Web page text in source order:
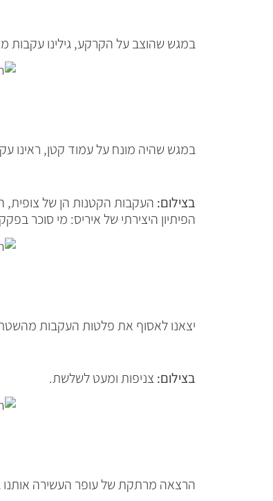
במגש שהוצב על הקרקע, גילינו עקבות
במגש שהיה מונח על עמוד קטן, ראינו
בצילום: העקבות הקטנות הן של צופית,
הפיתיון היצירתי של איריס: מי סוכר בפקק
יצאנו לאסוף את פלטות העקבות מהשטח
בצילום: צניפות ומעט לשלשת.
הרצאה מרתקת של עופר העשירה אותנו